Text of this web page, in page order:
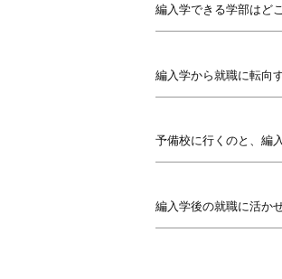
編入学できる学部はど
編入学から就職に転向
予備校に行くのと、編
編入学後の就職に活か